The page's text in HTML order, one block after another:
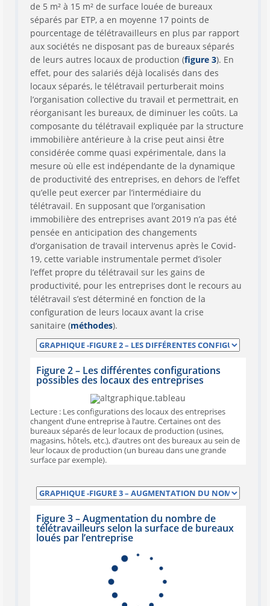
de 5 m² à 15 m² de surface louée de bureaux
séparés par ETP, a en moyenne 17 points de
pourcentage de télétravailleurs en plus par rapport
aux sociétés ne disposant pas de bureaux séparés
de leurs autres locaux de production (figure 3). En
effet, pour des salariés déjà localisés dans des
locaux séparés, le télétravail perturberait moins
l’organisation collective du travail et permettrait, en
réorganisant les bureaux, de diminuer les coûts. La
composante du télétravail expliquée par la structure
immobilière antérieure à la crise peut ainsi être
considérée comme quasi expérimentale, dans la
mesure où elle est indépendante de la dynamique
de productivité des entreprises, en dehors de l’effet
qu’elle peut exercer par l’intermédiaire du
télétravail. En supposant que l’organisation
immobilière des entreprises avant 2019 n’a pas été
pensée en anticipation des changements
d’organisation de travail intervenus après le Covid-
19, cette variable instrumentale permet d’isoler
l’effet propre du télétravail sur les gains de
productivité, pour les entreprises dont le recours au
télétravail s’est déterminé en fonction de la
configuration de leurs locaux avant la crise
sanitaire (méthodes).
Figure 2 – Les différentes configurations
possibles des locaux des entreprises
Lecture : Les configurations des locaux des entreprises
changent d’une entreprise à l’autre. Certaines ont des
bureaux séparés de leur locaux de production (usines,
magasins, hôtels, etc.), d’autres ont des bureaux au sein de
leur locaux de production (un bureau dans une grande
surface par exemple).
Figure 3 – Augmentation du nombre de
télétravailleurs selon la surface de bureaux
loués par l’entreprise